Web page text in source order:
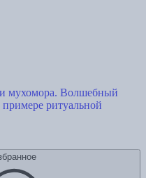
мухомора. Волшебный
ритуальной